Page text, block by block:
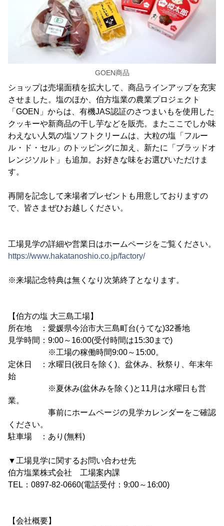
GOEN商品
ショップは売場面積を拡大して、商品ラインアップを充実
させました。塩のほか、伯方塩業の農業プロジェクト
「GOEN」からは、有機JAS認証のさつまいもを使用した
クッキーや新商品の干し芋などを販売。またここでしか味
わえない人気の塩ソフトクリームは、大粒の塩「フルー
ル・ド・セル」のトッピングに加え、新たに「ブラッドオ
レンジソルト」も追加。お好きな味をお選びいただけま
す。
再開を記念して来場者プレゼントも用意しておりますの
で、皆さまぜひお越しください。
工場見学の詳細や営業日はホームページをご覧ください。
https://www.hakatanoshio.co.jp/factory/
※来場記念特典は無くなり次第終了となります。
【伯方の塩 大三島工場】
所在地 ：愛媛県今治市大三島町台(うてな)32番地
見学時間：9:00～16:00(受付時間は15:30まで)
※工場の稼働時間9:00～15:00。
定休日 ：水曜日(祝日を除く)、盆休み、秋祭り、年末年
始
※夏休み(盆休みを除く)と11月は水曜日も営
業。
事前にホームページの見学カレンダーをご確認
ください。
駐車場 ：あり(無料)
▼工場見学に関するお問い合わせ先
伯方塩業株式会社 工場案内課
TEL：0897-82-0660(電話受付：9:00～16:00)
【会社概要】